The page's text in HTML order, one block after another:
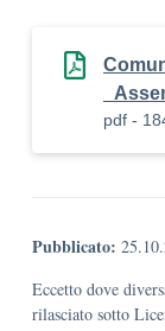
pdf -
Pubblicato:
Eccetto dove
rilasciato sotto